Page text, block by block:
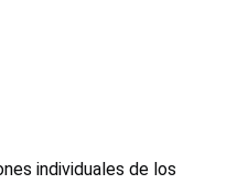
individuales de los